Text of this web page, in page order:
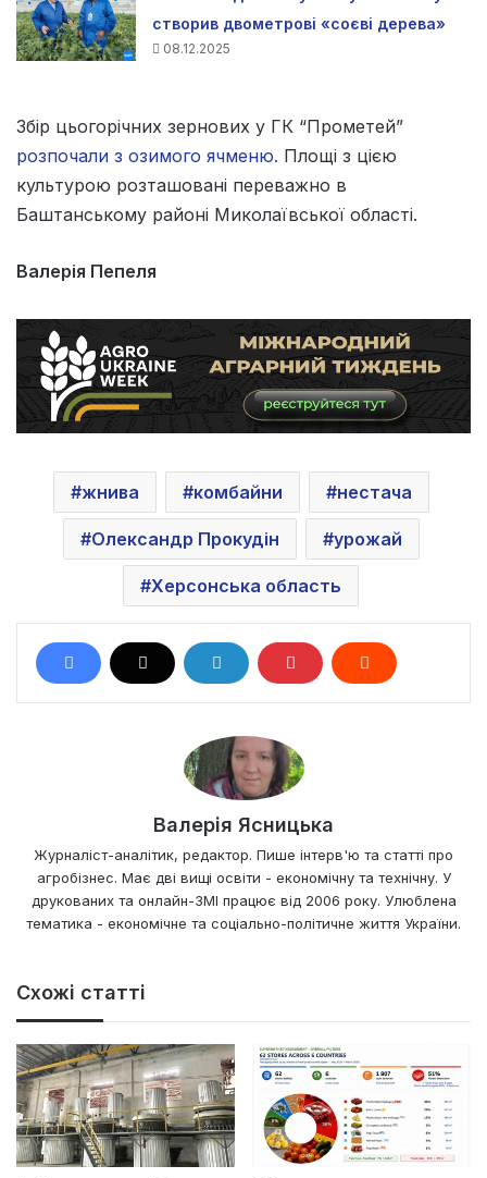
створив двометрові «соєві дерева»
08.12.2025
Збір цьогорічних зернових у ГК “Прометей”
розпочали з озимого ячменю. Площі з цією
культурою розташовані переважно в
Баштанському районі Миколаївської області.
Валерія Пепеля
жнива комбайни нестача
Олександр Прокудін урожай
Херсонська область
Валерія Ясницька
Журналіст-аналітик, редактор. Пише інтерв'ю та статті про
агробізнес. Має дві вищі освіти - економічну та технічну. У
друкованих та онлайн-ЗМІ працює від 2006 року. Улюблена
тематика - економічне та соціально-політичне життя України.
Схожі статті